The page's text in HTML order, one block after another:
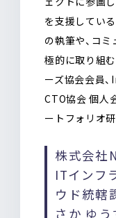
を支援してい
の執筆や、コ
極的に取り組
ーズ協会会員
CTO協会 個人
ートフォリオ研
株式会社
ITインフ
ウド統轄
さか ゆう